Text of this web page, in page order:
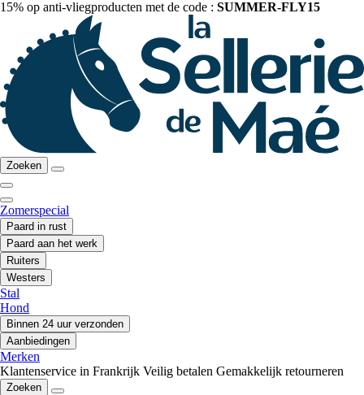
15% op anti-vliegproducten met de code : SUMMER-FLY15
Zoeken
Zomerspecial
Paard in rust
Paard aan het werk
Ruiters
Westers
Stal
Hond
Binnen 24 uur verzonden
Aanbiedingen
Merken
Klantenservice in Frankrijk Veilig betalen Gemakkelijk retourneren
Zoeken